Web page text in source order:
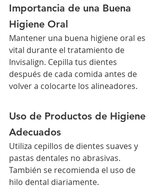
Importancia de una Buena
Higiene Oral
Mantener una buena higiene oral es
vital durante el tratamiento de
Invisalign. Cepilla tus dientes
después de cada comida antes de
volver a colocarte los alineadores.
Uso de Productos de Higiene
Adecuados
Utiliza cepillos de dientes suaves y
pastas dentales no abrasivas.
También se recomienda el uso de
hilo dental diariamente.